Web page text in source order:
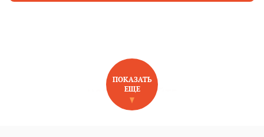
НОВОЕ НА САЙТЕ
ПОКАЗАТЬ
ЕЩЕ